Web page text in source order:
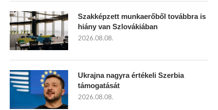
Szakképzett munkaerőből továbbra is
hiány van Szlovákiában
2026.08.08.
Ukrajna nagyra értékeli Szerbia
támogatását
2026.08.08.